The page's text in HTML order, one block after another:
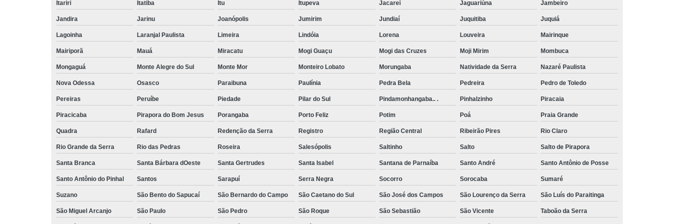
Rede de Esgoto Grande São Paulo
Rede de Esgoto Interior de São Paulo
Redes Pluviais
Serviço de Pavimentação Betuminosa
Serviço de Pavimentação Calçamento
Serviço de Pavimentação de Asfalto
Serviço de Pavimentação de Calçadas
Serviço de Pavimentação de Concreto
Serviço de Pavimentação de Estradas Rurais
Serviço de Pavimentação de Ruas
Serviço de Pavimentação em Concreto
Serviço de Pavimentação em Paralelepípedo
Serviço de Pavimentação Externa
Serviço de Pavimentação Grande São Paulo
Serviço de Pavimentação Interior de São Paulo
Terraplanagem
Terraplanagem com Retroescavadeira
Terraplanagem Construção Civil
Terraplanagem de Estradas
Terraplanagem de Terreno
Terraplanagem e Pavimentação
Terraplanagem em Terreno
Itariri Itatiba Itu Itupeva Jacareí Jaguariúna Jambeiro
Jandira Jarinu Joanópolis Jumirim Jundiaí Juquitiba Juquiá
Lagoinha Laranjal Paulista Limeira Lindóia Lorena Louveira Mairinque
Mairiporã Mauá Miracatu Mogi Guaçu Mogi das Cruzes Moji Mirim Mombuca
Mongaguá Monte Alegre do Sul Monte Mor Monteiro Lobato Morungaba Natividade da Serra Nazaré Paulista
Nova Odessa Osasco Paraibuna Paulínia Pedra Bela Pedreira Pedro de Toledo
Pereiras Peruíbe Piedade Pilar do Sul Pindamonhangaba.. . Pinhalzinho Piracaia
Piracicaba Pirapora do Bom Jesus Porangaba Porto Feliz Potim Poá Praia Grande
Quadra Rafard Redenção da Serra Registro Região Central Ribeirão Pires Rio Claro
Rio Grande da Serra Rio das Pedras Roseira Salesópolis Saltinho Salto Salto de Pirapora
Santa Branca Santa Bárbara dOeste Santa Gertrudes Santa Isabel Santana de Parnaíba Santo André Santo Antônio de Posse
Santo Antônio do Pinhal Santos Sarapuí Serra Negra Socorro Sorocaba Sumaré
Suzano São Bento do Sapucaí São Bernardo do Campo São Caetano do Sul São José dos Campos São Lourenço da Serra São Luís do Paraitinga
São Miguel Arcanjo São Paulo São Pedro São Roque São Sebastião São Vicente Taboão da Serra